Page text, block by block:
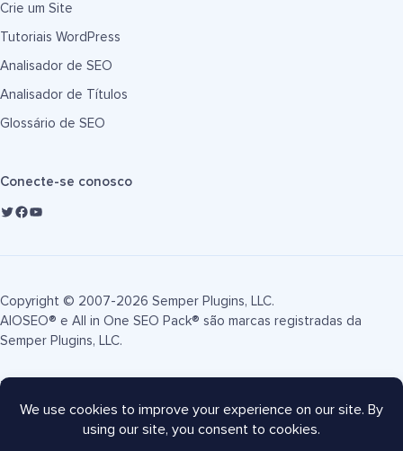
Crie um Site
Tutoriais WordPress
Analisador de SEO
Analisador de Títulos
Glossário de SEO
Conecte-se conosco
Copyright © 2007-2026 Semper Plugins, LLC.
AIOSEO® e All in One SEO Pack® são marcas registradas da
Semper Plugins, LLC.
Termos de Serviço
Mapa do site
Cupom AIOSEO